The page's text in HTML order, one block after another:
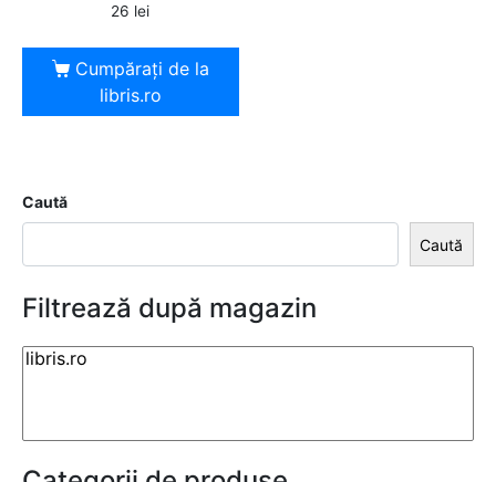
26 lei
Cumpărați de la
libris.ro
Caută
Caută
Filtrează după magazin